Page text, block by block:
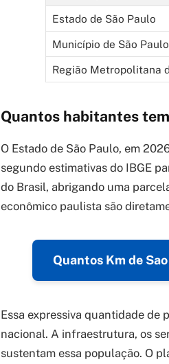
Estado de São Paulo
Município de São
Região Metropolitana
Quantos habitantes
O Estado de São Paulo, em
segundo estimativas do IBGE
do Brasil, abrigando uma
econômico paulista são
Quantos Km de
Essa expressiva quantidade de
nacional. A infraestrutura, os
sustentam essa população. O